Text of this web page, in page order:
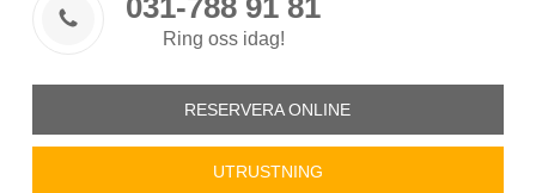

Ring oss idag!
RESERVERA ONLINE
UTRUSTNING